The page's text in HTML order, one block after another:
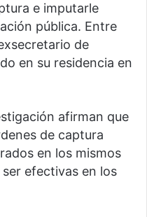
e imputarle
pública. Entre
de
en su residencia en
afirman que
de captura
en los mismos
efectivas en los